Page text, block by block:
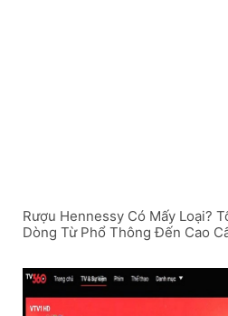
Rượu Hennessy Có Mấy Loại?
Dòng Từ Phổ Thông Đến Cao